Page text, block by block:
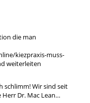
die man
kiezpraxis-muss-
weiterleiten
schlimm! Wir sind seit
Herr Dr. Mac Lean…